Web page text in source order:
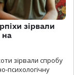
зірвали
на
зірвали спробу
психологічну